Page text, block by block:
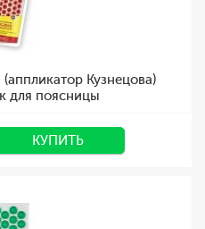
Кузнецова)
для поясницы
КУПИТЬ